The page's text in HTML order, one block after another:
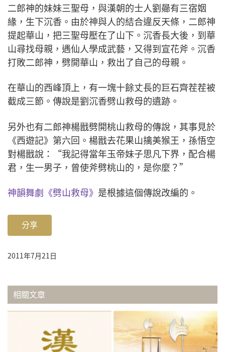
二郎神的妹妹三聖母，與漢朝的士人劉曏有三宿姻
緣，生下沉香。由於神與人的結合違反天條，二郎神
提起華山，把三聖母壓在了山下。沉香長大後，到華
山尋找母親，遇仙人學成武藝，又得到宣花斧。沉香
打敗二郎神，劈開華山，救出了自己的母親。
在華山的西峰頂上，有一塊十餘丈長的巨石齊茬茬被
截成三節。傳說是劉沉香劈山救母的遺跡。
另外也有二郎神楊戩劈開桃山救母的傳說，其事見於
《西遊記》第六回。楊戩去花果山擒美猴王，孫悟空
對楊戩說：“我記得當年玉帝妹子思凡下界，配合楊
君，生一男子，曾使斧劈桃山的，是你麼？”
神韻舞劇《劈山救母》 是根據這個傳說改編的。
分享
2011年7月21日
相關文章